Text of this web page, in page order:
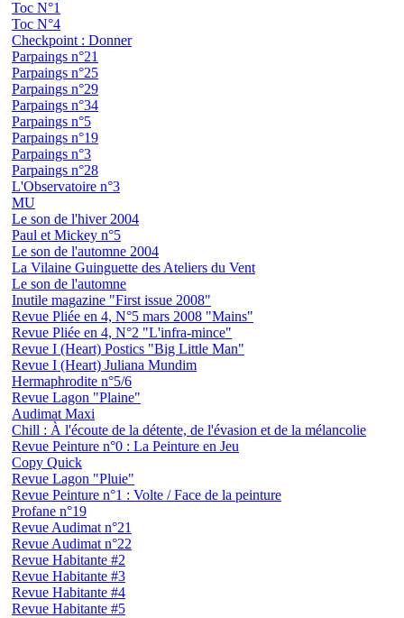
Toc N°1
Toc N°4
Checkpoint : Donner
Parpaings n°21
Parpaings n°25
Parpaings n°29
Parpaings n°34
Parpaings n°5
Parpaings n°19
Parpaings n°3
Parpaings n°28
L'Observatoire n°3
MU
Le son de l'hiver 2004
Paul et Mickey n°5
Le son de l'automne 2004
La Vilaine Guinguette des Ateliers du Vent
Le son de l'automne
Inutile magazine "First issue 2008"
Revue Pliée en 4, N°5 mars 2008 "Mains"
Revue Pliée en 4, N°2 "L'infra-mince"
Revue I (Heart) Postics "Big Little Man"
Revue I (Heart) Juliana Mundim
Hermaphrodite n°5/6
Revue Lagon "Plaine"
Audimat Maxi
Chill : À l'écoute de la détente, de l'évasion et de la mélancolie
Revue Peinture n°0 : La Peinture en Jeu
Copy Quick
Revue Lagon "Pluie"
Revue Peinture n°1 : Volte / Face de la peinture
Profane n°19
Revue Audimat n°21
Revue Audimat n°22
Revue Habitante #2
Revue Habitante #3
Revue Habitante #4
Revue Habitante #5